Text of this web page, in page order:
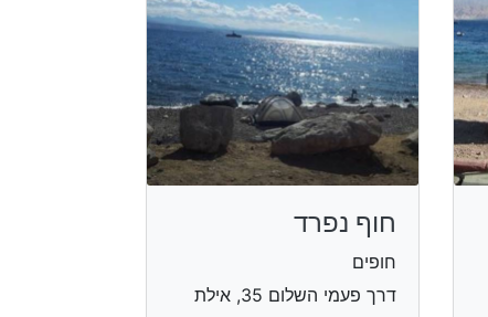
חוף נפרד
חופים
דרך פעמי השלום 35, אילת